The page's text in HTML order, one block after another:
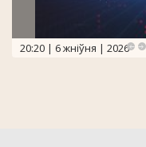
20:20 | 6 жніўня | 2026